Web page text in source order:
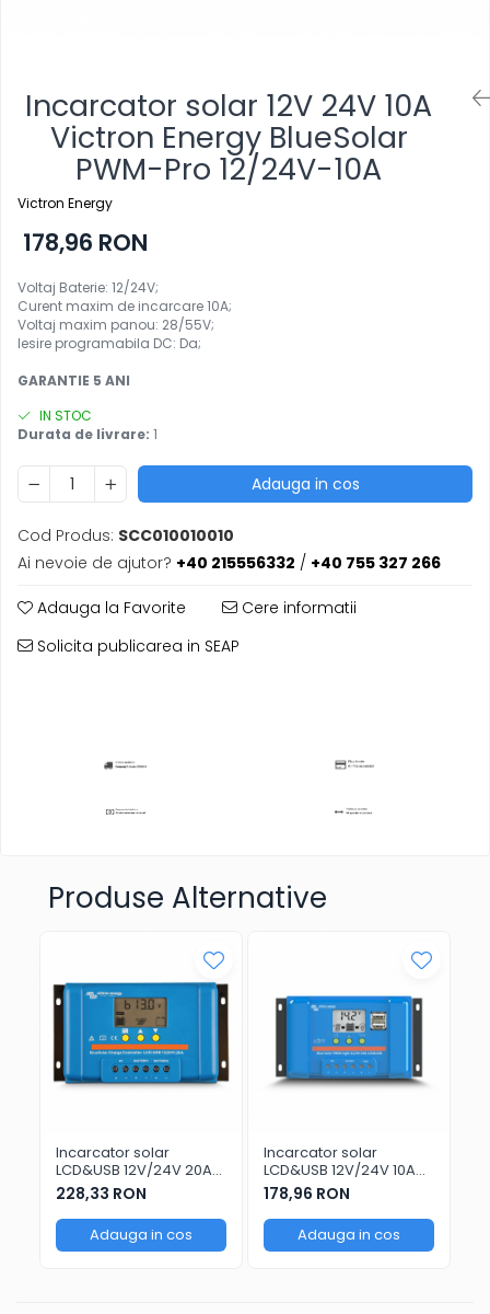
Incarcator solar 12V 24V 10A
Victron Energy BlueSolar
PWM-Pro 12/24V-10A
Victron Energy
178,96 RON
Voltaj Baterie: 12/24V;
Curent maxim de incarcare 10A;
Voltaj maxim panou: 28/55V;
Iesire programabila DC: Da;
GARANTIE 5 ANI
IN STOC
Durata de livrare: 1
Adauga in cos
Cod Produs: SCC010010010
Ai nevoie de ajutor? +40 215556332 / +40 755 327 266
Adauga la Favorite
Cere informatii
Solicita publicarea in SEAP
Produse Alternative
Incarcator solar
LCD&USB 12V/24V 20A
Victron Energy
BlueSolar PWM-
LCD&USB 12/24V-20A
228,33 RON
Adauga in cos
Incarcator solar
LCD&USB 12V/24V 10A
Victron Energy
BlueSolar PWM-
LCD&USB 12/24V-10A
178,96 RON
Adauga in cos